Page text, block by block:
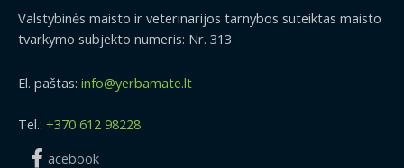
Valstybinės maisto ir veterinarijos tarnybos suteiktas maisto
tvarkymo subjekto numeris: Nr. 313
El. paštas: info@yerbamate.lt
Tel.: +370 612 98228
acebook